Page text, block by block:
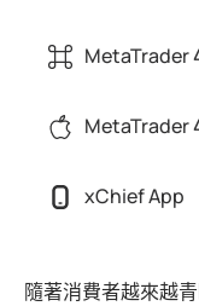
MetaTrader
MetaTrader
xChief App
隨著消費者越來越